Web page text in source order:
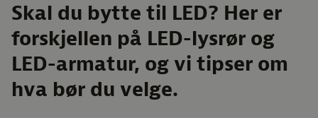
Skal du bytte til LED? Her er
forskjellen på LED-lysrør og
LED-armatur, og vi tipser om
hva bør du velge.